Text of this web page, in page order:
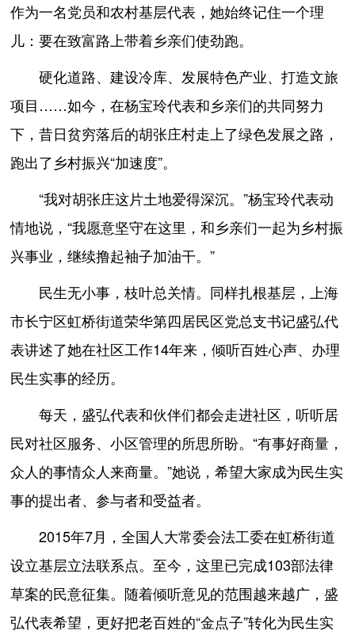
作为一名党员和农村基层代表，她始终记住一个理
儿：要在致富路上带着乡亲们使劲跑。
硬化道路、建设冷库、发展特色产业、打造文旅
项目……如今，在杨宝玲代表和乡亲们的共同努力
下，昔日贫穷落后的胡张庄村走上了绿色发展之路，
跑出了乡村振兴“加速度”。
“我对胡张庄这片土地爱得深沉。”杨宝玲代表动
情地说，“我愿意坚守在这里，和乡亲们一起为乡村振
兴事业，继续撸起袖子加油干。”
民生无小事，枝叶总关情。同样扎根基层，上海
市长宁区虹桥街道荣华第四居民区党总支书记盛弘代
表讲述了她在社区工作14年来，倾听百姓心声、办理
民生实事的经历。
每天，盛弘代表和伙伴们都会走进社区，听听居
民对社区服务、小区管理的所思所盼。“有事好商量，
众人的事情众人来商量。”她说，希望大家成为民生实
事的提出者、参与者和受益者。
2015年7月，全国人大常委会法工委在虹桥街道
设立基层立法联系点。至今，这里已完成103部法律
草案的民意征集。随着倾听意见的范围越来越广，盛
弘代表希望，更好把老百姓的“金点子”转化为民生实